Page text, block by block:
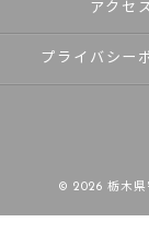
アクセ
プライバシー
© 2026 栃木県